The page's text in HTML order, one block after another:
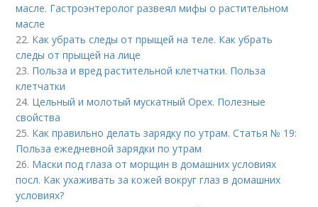
масле. Гастроэнтеролог развеял мифы о растительном
масле
22. Как убрать следы от прыщей на теле. Как убрать
следы от прыщей на лице
23. Польза и вред растительной клетчатки. Польза
клетчатки
24. Цельный и молотый мускатный Орех. Полезные
свойства
25. Как правильно делать зарядку по утрам. Статья № 19:
Польза ежедневной зарядки по утрам
26. Маски под глаза от морщин в домашних условиях
посл. Как ухаживать за кожей вокруг глаз в домашних
условиях?